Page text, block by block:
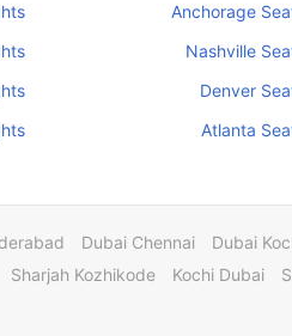
Anchorage
Nashville
Denver
Atlanta
Dubai
Dubai Chennai
Kochi Dubai
Sharjah Kozhikode